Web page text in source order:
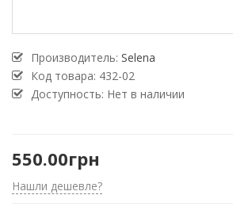
Производитель: Selena
Код товара: 432-02
Доступность: Нет в наличии
550.00грн
Нашли дешевле?